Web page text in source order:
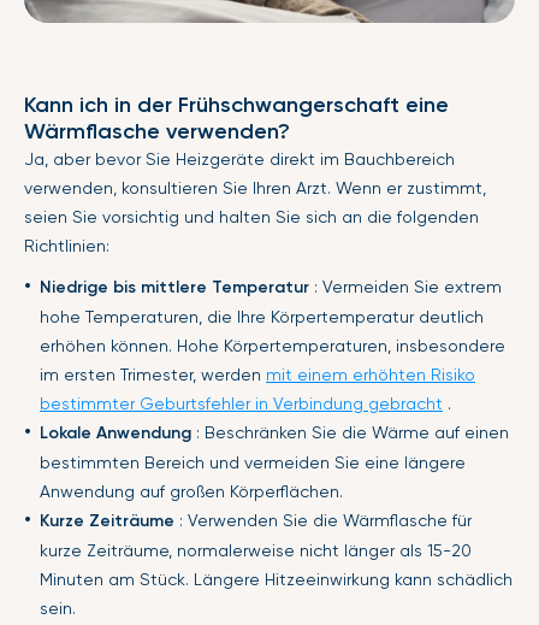
Kann ich in der Frühschwangerschaft eine
Wärmflasche verwenden?
Ja, aber bevor Sie Heizgeräte direkt im Bauchbereich
verwenden, konsultieren Sie Ihren Arzt. Wenn er zustimmt,
seien Sie vorsichtig und halten Sie sich an die folgenden
Richtlinien:
Niedrige bis mittlere Temperatur : Vermeiden Sie extrem
hohe Temperaturen, die Ihre Körpertemperatur deutlich
erhöhen können. Hohe Körpertemperaturen, insbesondere
im ersten Trimester, werden mit einem erhöhten Risiko
bestimmter Geburtsfehler in Verbindung gebracht .
Lokale Anwendung : Beschränken Sie die Wärme auf einen
bestimmten Bereich und vermeiden Sie eine längere
Anwendung auf großen Körperflächen.
Kurze Zeiträume : Verwenden Sie die Wärmflasche für
kurze Zeiträume, normalerweise nicht länger als 15-20
Minuten am Stück. Längere Hitzeeinwirkung kann schädlich
sein.